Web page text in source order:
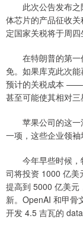
此次公告发布之
体芯片的产品征收
定国家关税将于周四
在特朗普的第一
免。如果库克此次
预计的关税成本 ——
甚至可能使其相对三
苹果公司的这一
一项，这些企业领袖
今年早些时候，
司将投资 1000 亿美
提高到 5000 亿美元
新。OpenAI 和甲骨
开发 4.5 吉瓦的